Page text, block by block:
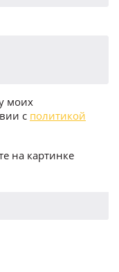
моих
с политикой
на картинке